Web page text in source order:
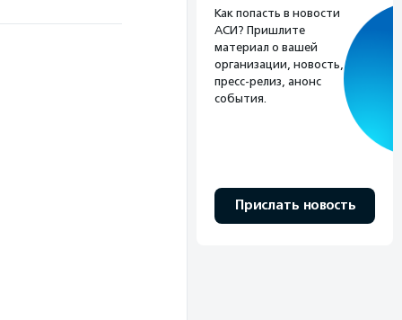
Как попасть в новости
АСИ? Пришлите
материал о вашей
организации, новость,
пресс-релиз, анонс
события.
Прислать новость